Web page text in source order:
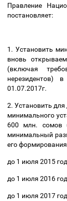
Правление
постановляет:
1. Установить
вновь
(включая
01.07.2017г.
2. Установить
минимального
600 млн. сомов
минимальный
его
до 1 июля 2015
до 1 июля 2016
до 1 июля 2017